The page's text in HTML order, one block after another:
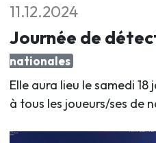
11.12.2024
Journée de
nationales
Elle aura lieu le samedi
à tous les joueurs/ses de